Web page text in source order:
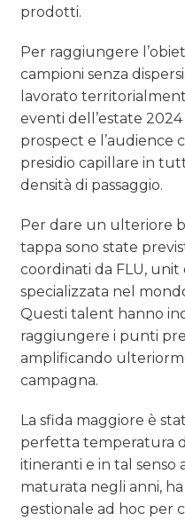
prodotti.
Per raggiungere
campioni senza
lavorato
eventi dell’estate
prospect e l’audience
presidio capillare in
densità di passaggio.
Per dare un ulteriore
tappa sono state
coordinati da FLU,
specializzata nel
Questi talent hanno
raggiungere i punti
amplificando
campagna.
La sfida maggiore è
perfetta temperatura
itineranti e in tal senso
maturata negli anni,
gestionale ad hoc per